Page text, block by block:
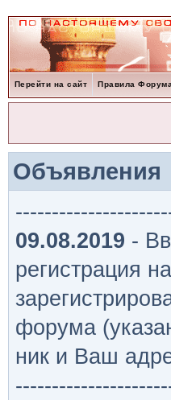
Перейти на сайт Правила Форума
Объявления
09.08.2019 -
регистрация
форума
ник и Ваш